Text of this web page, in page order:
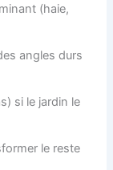
(haie,
angles durs
si le jardin le
le reste